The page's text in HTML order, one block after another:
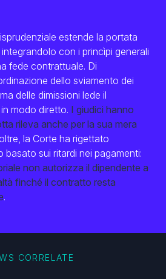
estende la portata
con i princìpi generali
fede contrattuale. Di
dello sviamento dei
delle dimissioni lede il
modo diretto. I giudici hanno
rileva anche per la sua mera
la Corte ha rigettato
sui ritardi nei pagamenti:
non autorizza il dipendente a
finché il contratto resta
.
CORRELATE